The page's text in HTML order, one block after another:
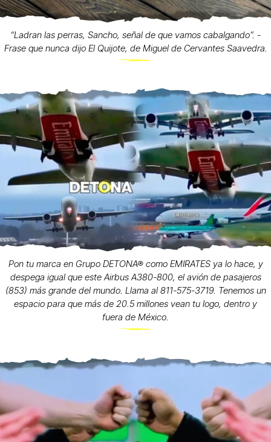
“Ladran las perras, Sancho, señal de que vamos cabalgando”. -
Frase que nunca dijo El Quijote, de Miguel de Cervantes Saavedra.
Pon tu marca en Grupo DETONA® como EMIRATES ya lo hace, y
despega igual que este Airbus A380-800, el avión de pasajeros
(853) más grande del mundo. Llama al 811-575-3719. Tenemos un
espacio para que más de 20.5 millones vean tu logo, dentro y
fuera de México.